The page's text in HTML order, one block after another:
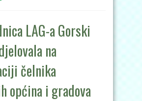
LAG-a Gorski
na
čelnika
općina i gradova